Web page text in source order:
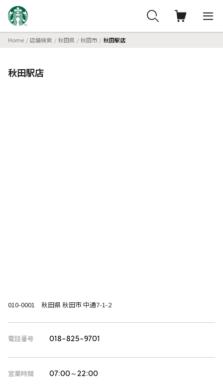
Home 店舗検索 秋田県 秋田市 秋田駅店
秋田駅店
010-0001 秋田県 秋田市 中通7-1-2
電話番号 018-825-9701
営業時間 07:00～22:00